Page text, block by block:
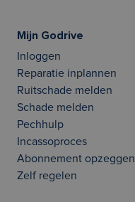
Mijn Godrive
Inloggen
Reparatie inplannen
Ruitschade melden
Schade melden
Pechhulp
Incassoproces
Abonnement opzeggen
Zelf regelen